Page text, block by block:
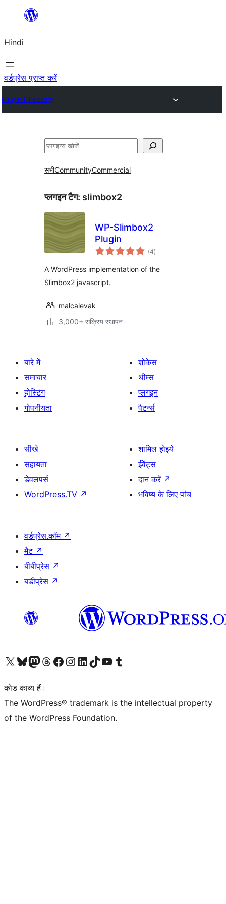
सामग्री
जाएं
Hindi
वर्डप्रेस प्राप्त करें
Plugin Directory
खोजें
सभीCommunityCommercial
प्लगइन टैग: slimbox2
WP-Slimbox2
Plugin
(4कुल
दर)
A WordPress implementation of the
Slimbox2 javascript.
malcalevak
3,000+ सक्रिय स्थापन
बारे में
समाचार
होस्टिंग
गोपनीयता
शोकेस
थीम्स
प्लगइन
पैटर्न्स
सीखे
सहायता
डेवलपर्स
WordPress.TV ↗
शामिल होइये
ईवेंट्स
दान करें ↗
भविष्य के लिए पांच
वर्डप्रेस.कॉम ↗
मैट ↗
बीबीप्रेस ↗
बडीप्रेस ↗
Visit our X (formerly Twitter) account
हमारे बलुस्की खाते पर जाएँVisit our Mastodon account
हमारे थ्रेड्स अकाउंट पर जाएंहमारे फेसबुक पेज पर जाएँहमारे इंस्टाग्राम अकाउंट पर जाएंहमारे लिंक्डइन खाते पर जाएँहमारे टिकटॉक खाते पर जाएँहमारे यूट्यूब चैनल पर जाएंहमारे Tumblr खाते पर जाएँ
कोड काव्य हैं।
The WordPress® trademark is the intellectual property
of the WordPress Foundation.